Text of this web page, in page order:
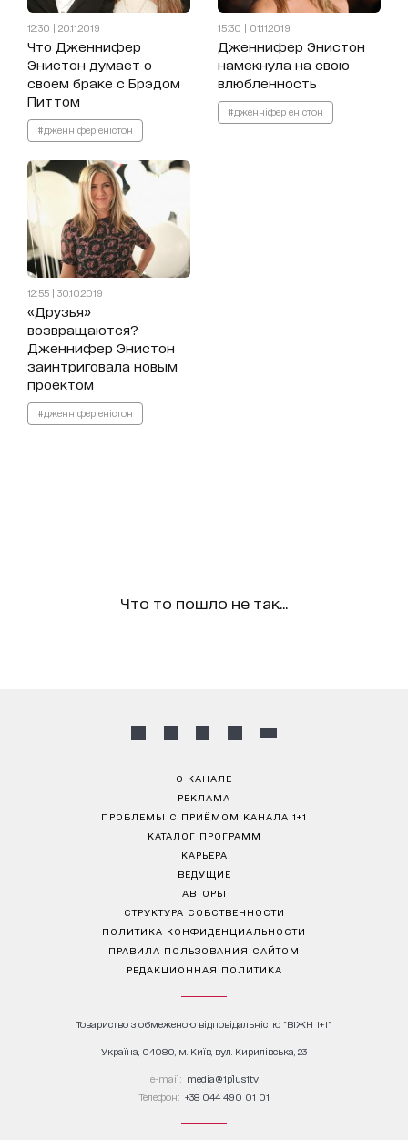
12:30 | 20.11.2019
Что Дженнифер
Энистон думает о
своем браке с Брэдом
Питтом
#дженніфер еністон
15:30 | 01.11.2019
Дженнифер Энистон
намекнула на свою
влюбленность
#дженніфер еністон
12:55 | 30.10.2019
«Друзья»
возвращаются?
Дженнифер Энистон
заинтриговала новым
проектом
#дженніфер еністон
Что то пошло не так...
О КАНАЛЕ
РЕКЛАМА
ПРОБЛЕМЫ С ПРИЁМОМ КАНАЛА 1+1
КАТАЛОГ ПРОГРАММ
КАРЬЕРА
ВЕДУЩИЕ
АВТОРЫ
СТРУКТУРА СОБСТВЕННОСТИ
ПОЛИТИКА КОНФИДЕНЦИАЛЬНОСТИ
ПРАВИЛА ПОЛЬЗОВАНИЯ САЙТОМ
РЕДАКЦИОННАЯ ПОЛИТИКА
Товариство з обмеженою відповідальністю "ВІЖН 1+1"
Україна, 04080, м. Київ, вул. Кирилівська, 23
е-mail: media@1plus1.tv
Телефон: +38 044 490 01 01